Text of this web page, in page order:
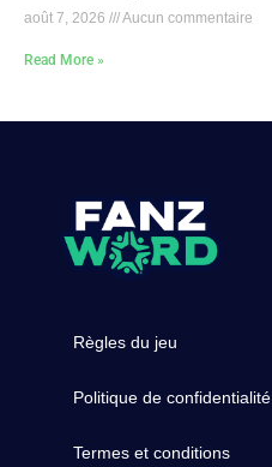
août 7, 2026 Aucun commentaire
Read More »
Règles du jeu
Politique de confidentialité
Termes et conditions